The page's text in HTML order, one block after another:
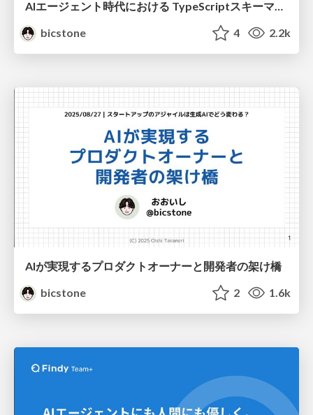
bicstone
4 2.2k
AIが実現するプロダクトオーナーと開発者の架け橋
bicstone
2 1.6k